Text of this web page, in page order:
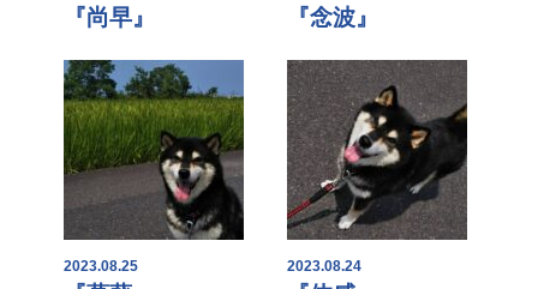
『尚早』 『念波』
2023.08.25 2023.08.24